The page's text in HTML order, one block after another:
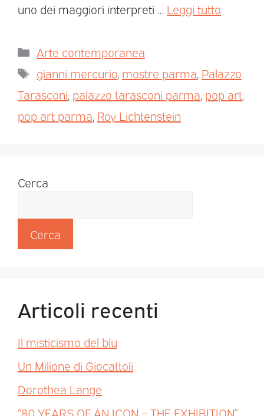
uno dei maggiori interpreti … Leggi tutto
Arte contemporanea
gianni mercurio mostre parma Palazzo
Tarasconi palazzo tarasconi parma pop art
pop art parma Roy Lichtenstein
Cerca
Cerca
Articoli recenti
Il misticismo del blu
Un Milione di Giocattoli
Dorothea Lange
“80 YEARS OF AN ICON – THE EXHIBITION”